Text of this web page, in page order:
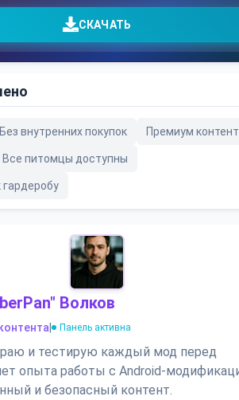
СКАЧАТЬ
Без внутренних покупок Премиум
Все питомцы доступны
Волков
Панель активна
и тестирую каждый мод перед
опыта работы с Android-
и безопасный контент.